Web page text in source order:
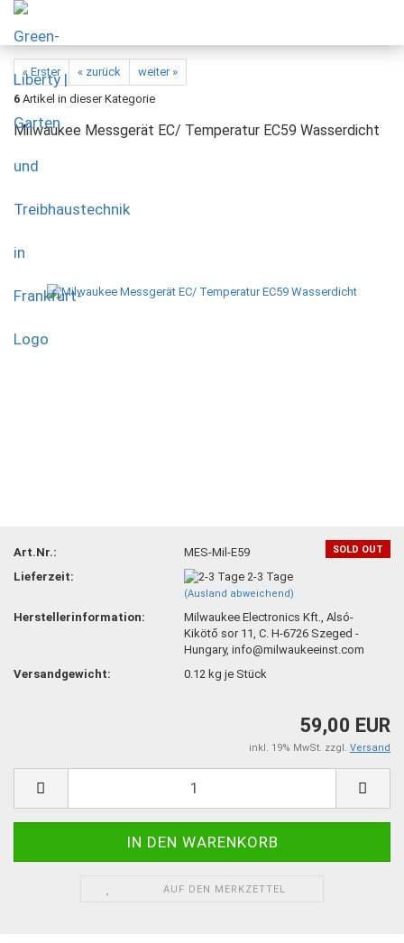
« Erster « zurück
weiter »
6 Artikel in dieser Kategorie
Milwaukee Messgerät EC/ Temperatur EC59 Wasserdicht
SOLD OUT
Art.Nr.:
MES-Mil-E59
Lieferzeit:
2-3 Tage
(Ausland abweichend)
Herstellerinformation:
Milwaukee Electronics Kft., Alsó-
Kikötő sor 11, C. H-6726 Szeged -
Hungary, info@milwaukeeinst.com
Versandgewicht:
0.12 kg je Stück
59,00 EUR
inkl. 19% MwSt. zzgl. Versand
AUF DEN MERKZETTEL